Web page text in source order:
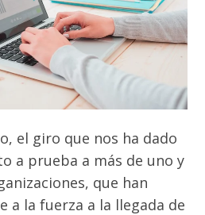
el giro que nos ha dado
a prueba a más de uno y
que han
a la fuerza a la llegada de